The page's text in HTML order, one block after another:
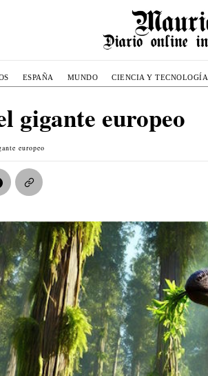
ESPAÑA MUNDO CIENCIA Y TECNOLOGÍA
gigante europeo
europeo